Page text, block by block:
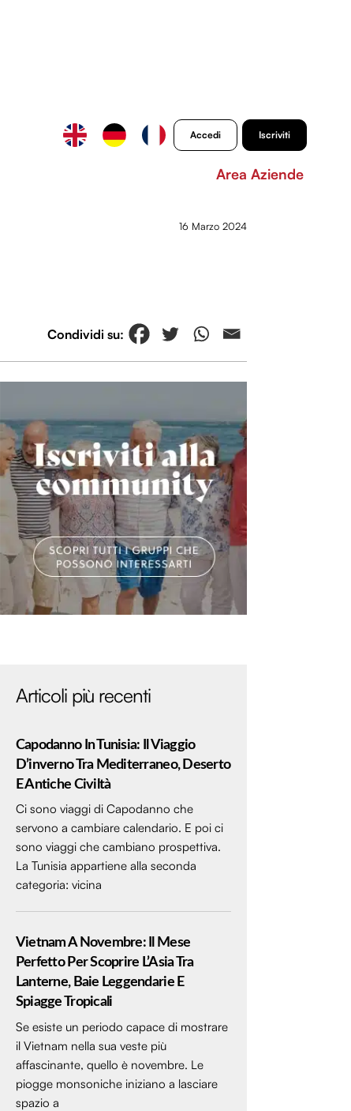
Accedi Iscriviti
Area Aziende
16 Marzo 2024
Articoli più recenti
Capodanno In Tunisia: Il Viaggio
D’inverno Tra Mediterraneo, Deserto
E Antiche Civiltà
Ci sono viaggi di Capodanno che
servono a cambiare calendario. E poi ci
sono viaggi che cambiano prospettiva.
La Tunisia appartiene alla seconda
categoria: vicina
Vietnam A Novembre: Il Mese
Perfetto Per Scoprire L’Asia Tra
Lanterne, Baie Leggendarie E
Spiagge Tropicali
Se esiste un periodo capace di mostrare
il Vietnam nella sua veste più
affascinante, quello è novembre. Le
piogge monsoniche iniziano a lasciare
spazio a